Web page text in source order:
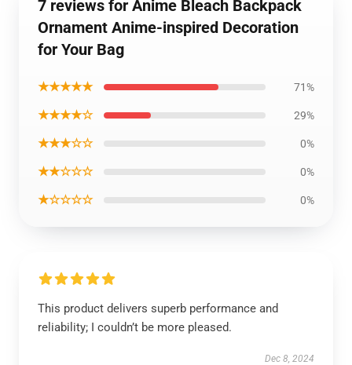
7 reviews for Anime Bleach Backpack
Ornament Anime-inspired Decoration
for Your Bag
★★★★★ 71%
★★★★☆ 29%
★★★☆☆ 0%
★★☆☆☆ 0%
★☆☆☆☆ 0%
This product delivers superb performance and
reliability; I couldn’t be more pleased.
Dec 8, 2024